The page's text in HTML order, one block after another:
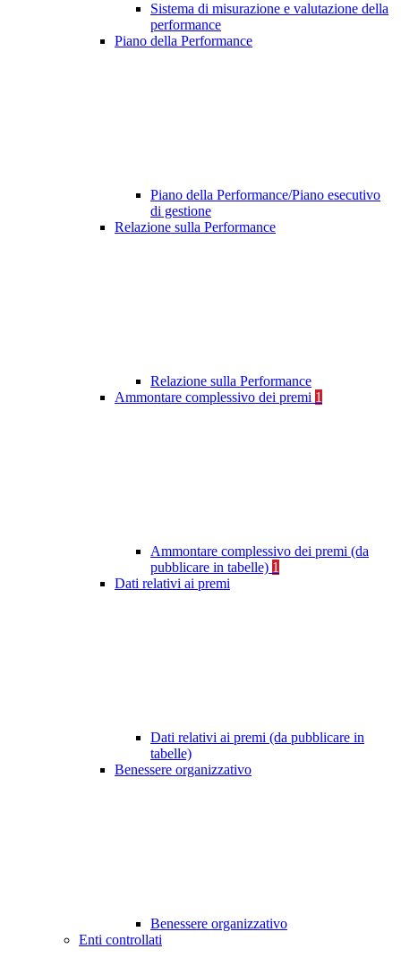
Sistema di misurazione e valutazione della
performance
Piano della Performance
Piano della Performance/Piano esecutivo
di gestione
Relazione sulla Performance
Relazione sulla Performance
Ammontare complessivo dei premi 1
Ammontare complessivo dei premi (da
pubblicare in tabelle) 1
Dati relativi ai premi
Dati relativi ai premi (da pubblicare in
tabelle)
Benessere organizzativo
Benessere organizzativo
Enti controllati